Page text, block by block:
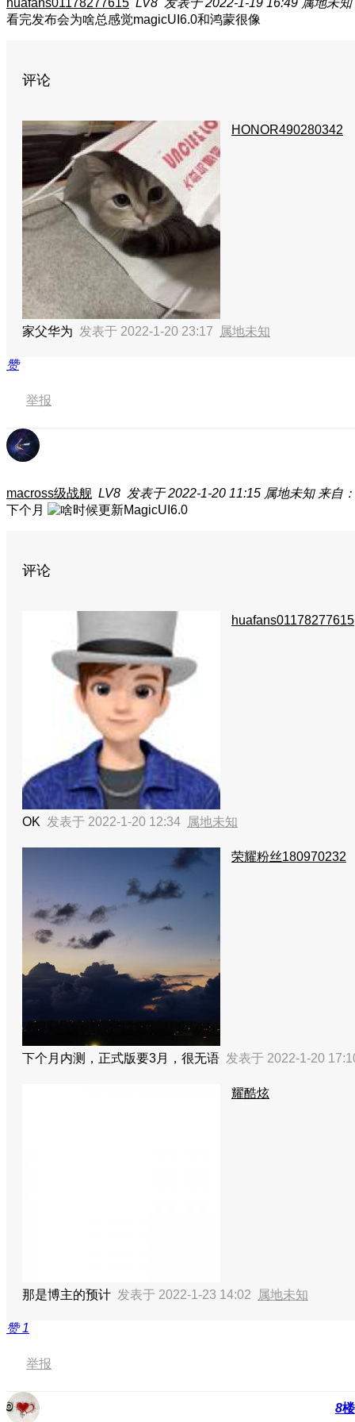
huafans01178277615 LV8 发表于 2022-1-19 16:49 属地未知
看完发布会为啥总感觉magicUI6.0和鸿蒙很像
评论
HONOR490280342
家父华为 发表于 2022-1-20 23:17 属地未知
赞
举报
macross级战舰 LV8 发表于 2022-1-20 11:15 属地未知 来自
下个月
评论
huafans01178277615
OK 发表于 2022-1-20 12:34 属地未知
荣耀粉丝180970232
下个月内测，正式版要3月，很无语 发表于 2022-1-20
耀酷炫
那是博主的预计 发表于 2022-1-23 14:02 属地未知
赞1
举报
8楼